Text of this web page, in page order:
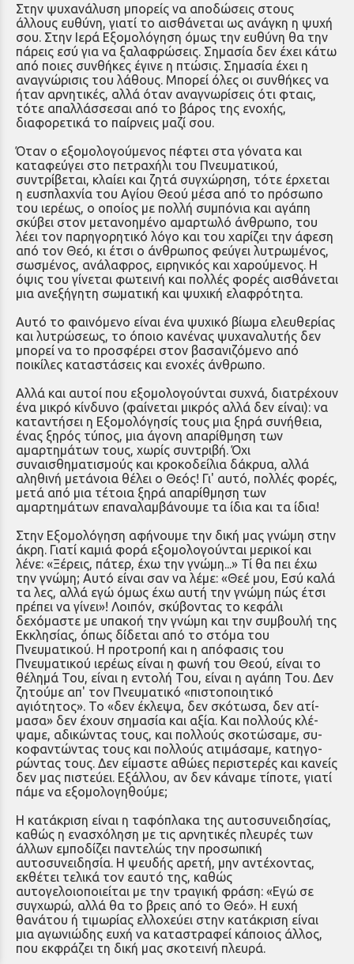
Στην ψυχανάλυση μπορείς να αποδώσεις στους
άλλους ευθύνη, γιατί το αισθάνεται ως ανάγκη η ψυχή
σου. Στην Ιερά Εξομολόγηση όμως την ευθύνη θα την
πάρεις εσύ για να ξαλαφρώσεις. Σημασία δεν έχει κάτω
από ποιες συνθήκες έγινε η πτώσις. Σημασία έχει η
αναγνώρισις του λάθους. Μπορεί όλες οι συνθήκες να
ήταν αρνητικές, αλλά όταν αναγνωρίσεις ότι φταις,
τότε απαλλάσσεσαι από το βάρος της ενοχής,
διαφορετικά το παίρνεις μαζί σου.
Όταν ο εξομολογούμενος πέφτει στα γόνατα και
καταφεύγει στο πετραχήλι του Πνευματικού,
συντρίβεται, κλαίει και ζητά συγχώρηση, τότε έρχεται
η ευσπλαχνία του Αγίου Θεού μέσα από το πρόσωπο
του ιερέως, ο οποίος με πολλή συμπόνια και αγάπη
σκύβει στον μετανοημένο αμαρτωλό άνθρωπο, του
λέει τον παρηγορητικό λόγο και του χαρίζει την άφεση
από τον Θεό, κι έτσι ο άνθρωπος φεύγει λυτρωμένος,
σωσμένος, ανάλαφρος, ειρηνικός και χαρούμενος. Η
όψις του γίνεται φωτεινή και πολλές φορές αισθάνεται
μια ανεξήγητη σωματική και ψυχική ελαφρότητα.
Αυτό το φαινόμενο είναι ένα ψυχικό βίωμα ελευθερίας
και λυτρώσεως, το όποιο κανένας ψυχαναλυτής δεν
μπορεί να το προσφέρει στον βασανιζόμενο από
ποικίλες καταστάσεις και ενοχές άνθρωπο.
Αλλά και αυτοί που εξομολογούνται συχνά, διατρέχουν
ένα μικρό κίνδυνο (φαίνεται μικρός αλλά δεν είναι): να
καταντήσει η Εξομολόγησίς τους μια ξηρά συνήθεια,
ένας ξηρός τύπος, μια άγονη απαρίθμηση των
αμαρτημάτων τους, χωρίς συντριβή. Όχι
συναισθηματισμούς και κροκοδείλια δάκρυα, αλλά
αληθινή μετά­νοια θέλει ο Θεός! Γι' αυτό, πολλές φορές,
μετά από μια τέτοια ξηρά απαρίθμηση των
αμαρτημάτων επαναλαμβάνουμε τα ίδια και τα ίδια!
Στην Εξομολόγηση αφήνουμε την δική μας γνώμη στην
άκρη. Γιατί καμιά φορά εξομολογούνται μερικοί και
λένε: «Ξέρεις, πάτερ, έχω την γνώμη...» Τί θα πει έχω
την γνώμη; Αυτό είναι σαν να λέμε: «Θεέ μου, Εσύ καλά
τα λες, αλλά εγώ όμως έχω αυτή την γνώμη πώς έτσι
πρέπει να γίνει»! Λοιπόν, σκύβοντας το κεφάλι
δεχόμαστε με υπακοή την γνώ­μη και την συμβουλή της
Εκκλησίας, όπως δίδεται από το στόμα του
Πνευματικού. Η προτροπή και η απόφασις του
Πνευματικού ιερέως είναι η φωνή του Θεού, είναι το
θέλημά Του, είναι η εντολή Του, είναι η αγάπη Του. Δεν
ζητούμε απ' τον Πνευματικό «πιστοποιητικό
αγιότητος». Το «δεν έκλεψα, δεν σκότωσα, δεν ατί­
μασα» δεν έχουν σημασία και αξία. Και πολλούς κλέ­
ψαμε, αδικώντας τους, και πολλούς σκοτώσαμε, συ­
κοφαντώντας τους και πολλούς ατιμάσαμε, κατηγο­
ρώντας τους. Δεν είμαστε αθώες περιστερές και κα­νείς
δεν μας πιστεύει. Εξάλλου, αν δεν κάναμε τίπο­τε, γιατί
πάμε να εξομολογηθούμε;
Η κατάκριση είναι η ταφόπλακα της αυτοσυνειδησίας,
καθώς η ενασχόληση με τις αρνητικές πλευρές των
άλλων εμποδίζει παντελώς την προ­σωπική
αυτοσυνειδησία. Η ψευδής αρετή, μην αντέχοντας,
εκθέτει τελι­κά τον εαυτό της, καθώς
αυτογελοιοποιείται με την τραγική φράση: «Εγώ σε
συγχωρώ, αλλά θα το βρεις από το Θεό». Η ευχή
θανάτου ή τιμωρίας ελλοχεύει στην κατάκριση είναι
μια αγωνιώδης ευχή να καταστραφεί κάποιος άλλος,
που εκφράζει τη δική μας σκοτεινή πλευρά.